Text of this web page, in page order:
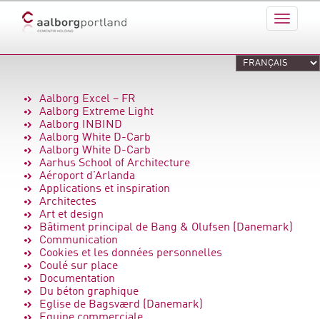
Aalborg Excel – FR
Aalborg Extreme Light
Aalborg INBIND
Aalborg White D-Carb
Aalborg White D-Carb
Aarhus School of Architecture
Aéroport d’Arlanda
Applications et inspiration
Architectes
Art et design
Bâtiment principal de Bang & Olufsen (Danemark)
Communication
Cookies et les données personnelles
Coulé sur place
Documentation
Du béton graphique
Eglise de Bagsværd (Danemark)